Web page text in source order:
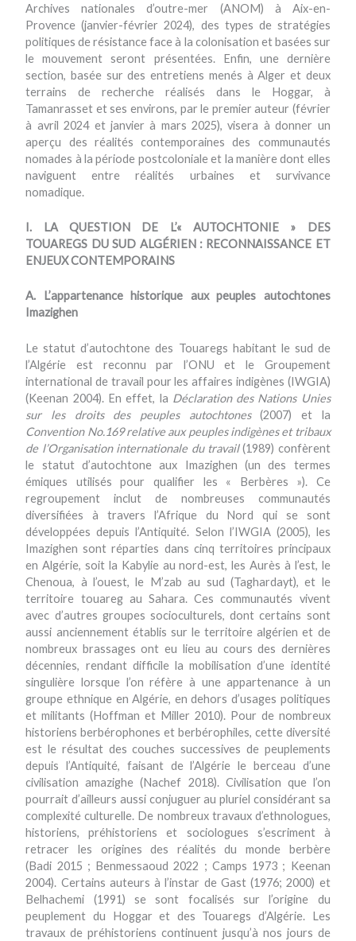
Archives nationales d’outre-mer (ANOM) à Aix-en-
Provence (janvier-février 2024), des types de stratégies
politiques de résistance face à la colonisation et basées sur
le mouvement seront présentées. Enfin, une dernière
section, basée sur des entretiens menés à Alger et deux
terrains de recherche réalisés dans le Hoggar, à
Tamanrasset et ses environs, par le premier auteur (février
à avril 2024 et janvier à mars 2025), visera à donner un
aperçu des réalités contemporaines des communautés
nomades à la période postcoloniale et la manière dont elles
naviguent entre réalités urbaines et survivance
nomadique.
I. LA QUESTION DE L’« AUTOCHTONIE » DES
TOUAREGS DU SUD ALGÉRIEN : RECONNAISSANCE ET
ENJEUX CONTEMPORAINS
A. L’appartenance historique aux peuples autochtones
Imazighen
Le statut d’autochtone des Touaregs habitant le sud de
l’Algérie est reconnu par l’ONU et le Groupement
international de travail pour les affaires indigènes (IWGIA)
(Keenan 2004). En effet, la Déclaration des Nations Unies
sur les droits des peuples autochtones(2007) et la
Convention No.169 relative aux peuples indigènes et tribaux
de l’Organisation internationale du travail(1989) confèrent
le statut d’autochtone aux Imazighen (un des termes
émiques utilisés pour qualifier les « Berbères »). Ce
regroupement inclut de nombreuses communautés
diversifiées à travers l’Afrique du Nord qui se sont
développées depuis l’Antiquité. Selon l’IWGIA (2005), les
Imazighen sont réparties dans cinq territoires principaux
en Algérie, soit la Kabylie au nord-est, les Aurès à l’est, le
Chenoua, à l’ouest, le M’zab au sud (Taghardayt), et le
territoire touareg au Sahara. Ces communautés vivent
avec d’autres groupes socioculturels, dont certains sont
aussi anciennement établis sur le territoire algérien et de
nombreux brassages ont eu lieu au cours des dernières
décennies, rendant difficile la mobilisation d’une identité
singulière lorsque l’on réfère à une appartenance à un
groupe ethnique en Algérie, en dehors d’usages politiques
et militants (Hoffman et Miller 2010). Pour de nombreux
historiens berbérophones et berbérophiles, cette diversité
est le résultat des couches successives de peuplements
depuis l’Antiquité, faisant de l’Algérie le berceau d’une
civilisation amazighe (Nachef 2018). Civilisation que l’on
pourrait d’ailleurs aussi conjuguer au pluriel considérant sa
complexité culturelle. De nombreux travaux d’ethnologues,
historiens, préhistoriens et sociologues s’escriment à
retracer les origines des réalités du monde berbère
(Badi 2015 ; Benmessaoud 2022 ; Camps 1973 ; Keenan
2004). Certains auteurs à l’instar de Gast (1976; 2000) et
Belhachemi (1991) se sont focalisés sur l’origine du
peuplement du Hoggar et des Touaregs d’Algérie. Les
travaux de préhistoriens continuent jusqu’à nos jours de